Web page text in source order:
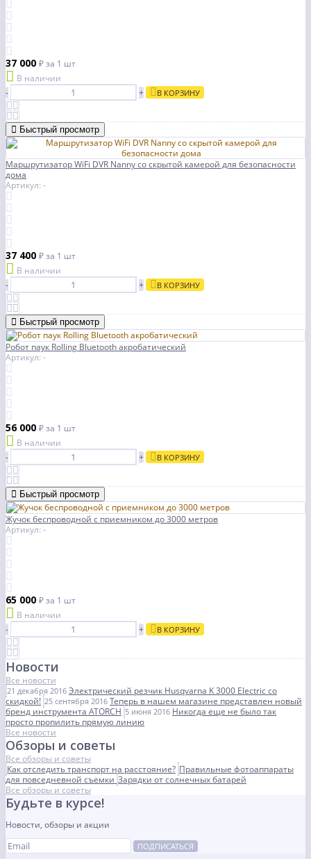
37 000 ₽за 1 шт
В наличии
-
+ В КОРЗИНУ
Быстрый просмотр
Маршрутизатор WiFi DVR Nanny со скрытой камерой для безопасности
дома
Артикул: -
37 400 ₽за 1 шт
В наличии
-
+ В КОРЗИНУ
Быстрый просмотр
Робот паук Rolling Bluetooth акробатический
Артикул: -
56 000 ₽за 1 шт
В наличии
-
+ В КОРЗИНУ
Быстрый просмотр
Жучок беспроводной с приемником до 3000 метров
Артикул: -
65 000 ₽за 1 шт
В наличии
-
+ В КОРЗИНУ
Новости
Все новости
21 декабря 2016 Электрический резчик Husqvarna K 3000 Electric со
скидкой! 25 сентября 2016 Теперь в нашем магазине представлен новый
бренд инструмента ATORCH 5 июня 2016 Никогда еще не было так
просто пропилить прямую линию
Все новости
Обзоры и советы
Все обзоры и советы
Как отследить транспорт на расстояние? Правильные фотоаппараты
для повседневной съемки Зарядки от солнечных батарей
Все обзоры и советы
Будьте в курсе!
Новости, обзоры и акции
ПОДПИСАТЬСЯ